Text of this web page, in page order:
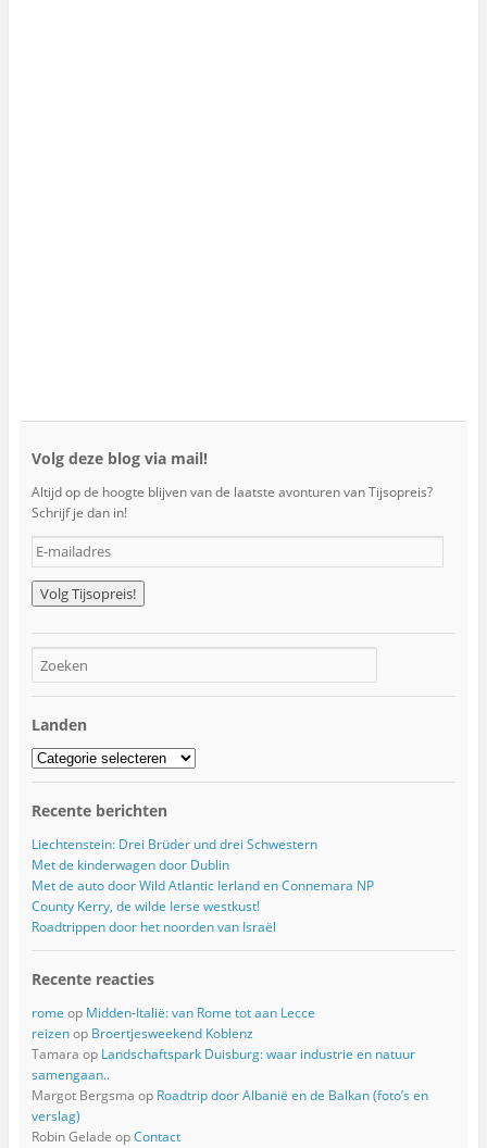
Volg deze blog via mail!
Altijd op de hoogte blijven van de laatste avonturen van Tijsopreis?
Schrijf je dan in!
E
-
m
a
i
l
e
s
Landen
Landen
Recente berichten
Liechtenstein: Drei Brüder und drei Schwestern
Met de kinderwagen door Dublin
Met de auto door Wild Atlantic Ierland en Connemara NP
County Kerry, de wilde Ierse westkust!
Roadtrippen door het noorden van Israël
Recente reacties
rome op Midden-Italië: van Rome tot aan Lecce
reizenop Broertjesweekend Koblenz
Tamara op Landschaftspark Duisburg: waar industrie en natuur
samengaan..
Margot Bergsma op Roadtrip door Albanië en de Balkan (foto’s en
verslag)
Robin Gelade opContact